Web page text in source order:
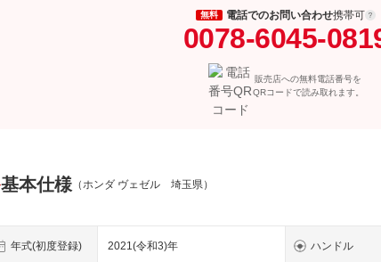
無料 電話でのお問い合わせ携帯可
0078-6045-
販売店への無料電話番号を
QRコードで読み取れます。
基本仕様 （ホンダ ヴェゼル 埼玉県）
年式(初度登録) 2021(令和3)年 ハンドル